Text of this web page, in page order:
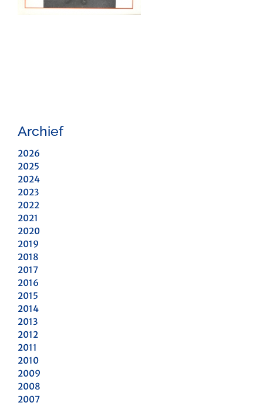
Archief
2026
2025
2024
2023
2022
2021
2020
2019
2018
2017
2016
2015
2014
2013
2012
2011
2010
2009
2008
2007